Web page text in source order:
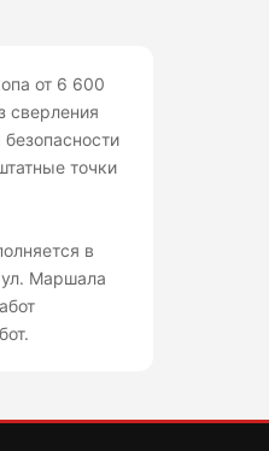
от 6 600
сверления
точки
в
ул. Маршала